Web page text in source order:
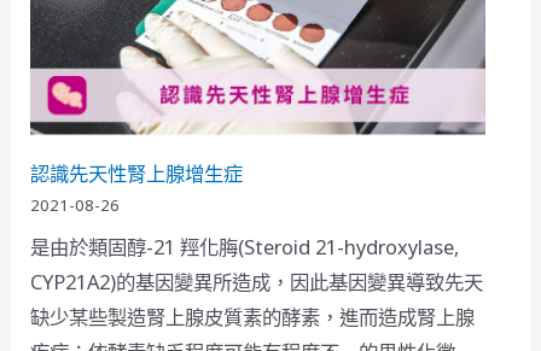
認識先天性腎上腺增生症
2021-08-26
是由於類固醇-21 羥化脢(Steroid 21-hydroxylase,
CYP21A2)的基因變異所造成，因此基因變異導致先天
缺少某些製造腎上腺皮質素的酵素，進而造成腎上腺